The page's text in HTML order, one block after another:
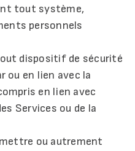
tout système,
personnels
dispositif de sécurité
ou en lien avec la
en lien avec
Services ou de la
ou autrement